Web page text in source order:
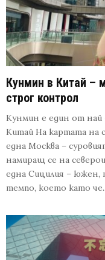
Кунмин в Китай –
строг контрол
Кунмин е един от най
Китай На картата на
една Москва –
намиращ се на
една Сицилия – южен,
темпо, което като